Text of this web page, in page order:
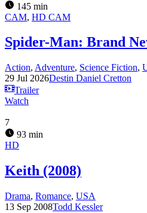
145 min
CAM, HD CAM
Spider-Man: Brand
Action, Adventure, Science Fiction,
29 Jul 2026Destin Daniel Cretton
Trailer
Watch
7
93 min
HD
Keith (2008)
Drama, Romance, USA
13 Sep 2008Todd Kessler